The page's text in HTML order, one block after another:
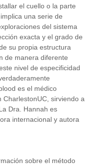
el cuello o la parte
una serie de
del sistema
exacta y el grado de
su propia estructura
de manera diferente
nivel de especificidad
es el médico
sirviendo a
Dra. Hannah es
internacional y autora
sobre el método